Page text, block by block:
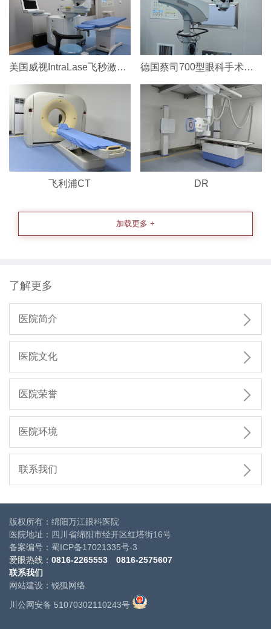
美国威视IntraLase飞秒激光手术系统 德国蔡司700型眼科手术显微镜
飞利浦CT DR
加载更多 +
了解更多
医院简介 
医院文化 
医院荣誉 
医院环境 
联系我们 
版权所有：绵阳万江眼科医院
医院地址：四川省绵阳市经开区红塔街16号
备案编号： 蜀ICP备17021335号-3
爱眼热线： 0816-2265553 0816-2575607
联系我们
网站建设 ： 锐狐网络
川公网安备 51070302110243号